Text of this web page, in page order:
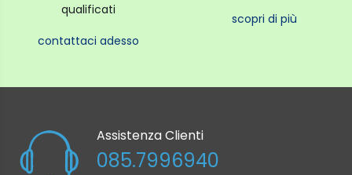
qualificati
contattaci adesso
scopri di più
Assistenza Clienti
085.7996940